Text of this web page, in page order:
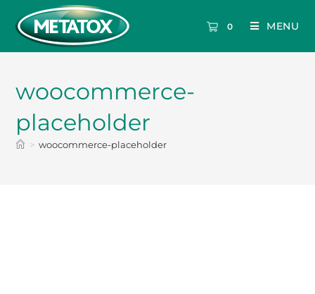
0 MENU
woocommerce-
placeholder
> woocommerce-placeholder